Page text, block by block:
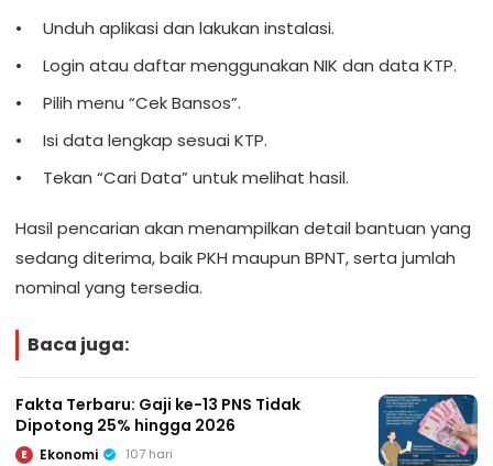
Unduh aplikasi dan lakukan instalasi.
Login atau daftar menggunakan NIK dan data KTP.
Pilih menu “Cek Bansos”.
Isi data lengkap sesuai KTP.
Tekan “Cari Data” untuk melihat hasil.
Hasil pencarian akan menampilkan detail bantuan yang
sedang diterima, baik PKH maupun BPNT, serta jumlah
nominal yang tersedia.
Baca juga:
Fakta Terbaru: Gaji ke-13 PNS Tidak
Dipotong 25% hingga 2026
E Ekonomi 107 hari